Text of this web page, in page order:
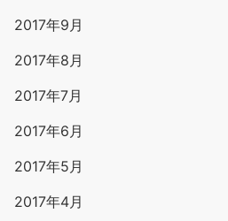
2017年9月
2017年8月
2017年7月
2017年6月
2017年5月
2017年4月